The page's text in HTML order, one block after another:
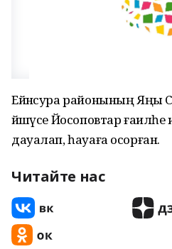
Ейәнсура районының Яңы
йәшәүсе Йосоповтар ғаиләһе
дауалап, һауаға осорған.
Читайте нас